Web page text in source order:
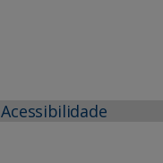
Acessibilidade